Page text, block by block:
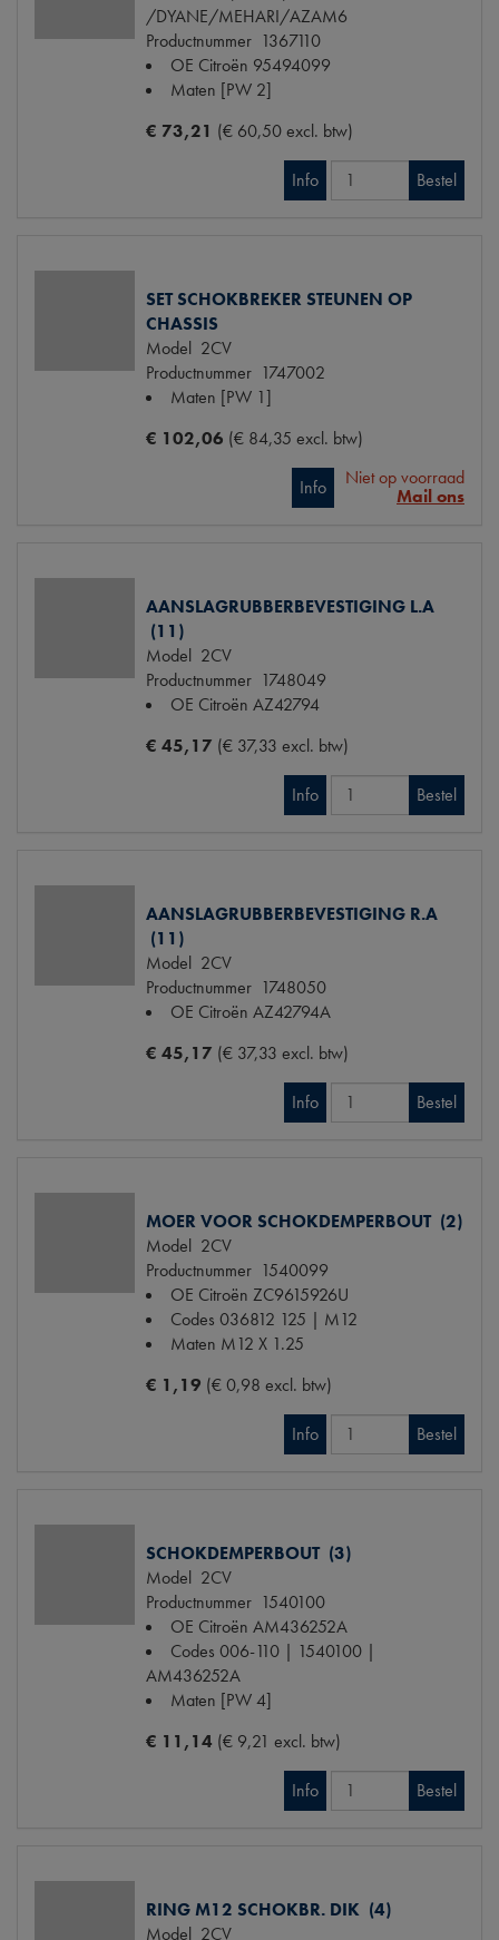
/DYANE/MEHARI/AZAM6
Productnummer 1367110
OE Citroën 95494099
Maten [PW 2]
€ 73,21 (€ 60,50 excl. btw)
Info Bestel
SET SCHOKBREKER STEUNEN OP
CHASSIS
Model 2CV
Productnummer 1747002
Maten [PW 1]
€ 102,06 (€ 84,35 excl. btw)
Info
Niet op voorraad
Mail ons
AANSLAGRUBBERBEVESTIGING L.A
(11)
Model 2CV
Productnummer 1748049
OE Citroën AZ42794
€ 45,17 (€ 37,33 excl. btw)
Info Bestel
AANSLAGRUBBERBEVESTIGING R.A
(11)
Model 2CV
Productnummer 1748050
OE Citroën AZ42794A
€ 45,17 (€ 37,33 excl. btw)
Info Bestel
MOER VOOR SCHOKDEMPERBOUT (2)
Model 2CV
Productnummer 1540099
OE Citroën ZC9615926U
Codes 036812 125 | M12
Maten M12 X 1.25
€ 1,19 (€ 0,98 excl. btw)
Info Bestel
SCHOKDEMPERBOUT (3)
Model 2CV
Productnummer 1540100
OE Citroën AM436252A
Codes 006-110 | 1540100 |
AM436252A
Maten [PW 4]
€ 11,14 (€ 9,21 excl. btw)
Info Bestel
RING M12 SCHOKBR. DIK (4)
Model 2CV